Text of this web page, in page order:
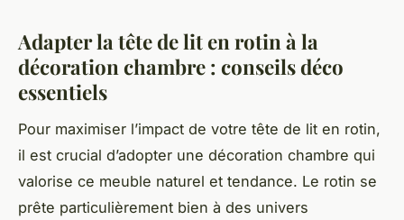
Adapter la tête de lit en rotin à la
décoration chambre : conseils déco
essentiels
Pour maximiser l’impact de votre tête de lit en rotin,
il est crucial d’adopter une décoration chambre qui
valorise ce meuble naturel et tendance. Le rotin se
prête particulièrement bien à des univers